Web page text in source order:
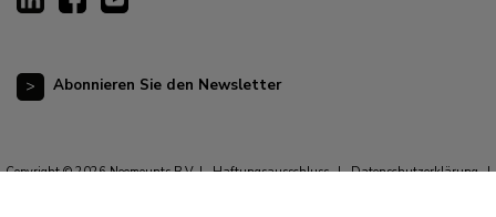
Abonnieren Sie den Newsletter
Copyright © 2026 Neomounts B.V. | Haftungsausschluss | Datenschutzerklärung |